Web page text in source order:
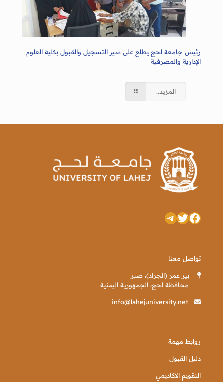
رئيس جامعة لحج يطلع على سير التسجيل والقبول بكلية العلوم
الإدارية والمصرفية
المزيد..
فيسبوك
تويترتيليجرام
تواصل معنا
بير عمر (الجراد)، صبر
محافظة لحج، الجمهورية اليمنية
info@lahejuniversity.net
روابط مهمة
دليل القبول
التقويم الأكاديمي